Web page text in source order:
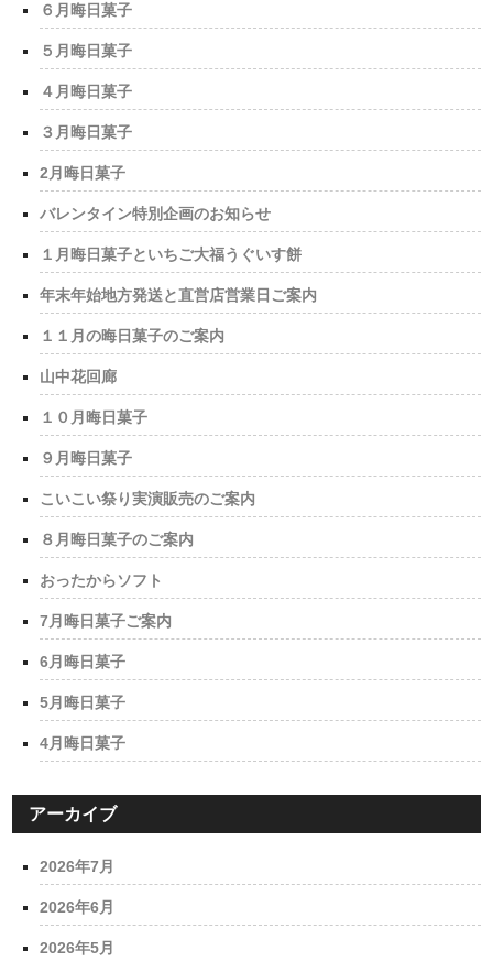
６月晦日菓子
５月晦日菓子
４月晦日菓子
３月晦日菓子
2月晦日菓子
バレンタイン特別企画のお知らせ
１月晦日菓子といちご大福うぐいす餅
年末年始地方発送と直営店営業日ご案内
１１月の晦日菓子のご案内
山中花回廊
１０月晦日菓子
９月晦日菓子
こいこい祭り実演販売のご案内
８月晦日菓子のご案内
おったからソフト
7月晦日菓子ご案内
6月晦日菓子
5月晦日菓子
4月晦日菓子
アーカイブ
2026年7月
2026年6月
2026年5月